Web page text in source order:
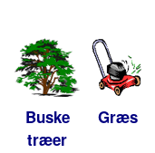
Buske
træer
Græs